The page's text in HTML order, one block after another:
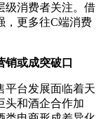
级消费者关注。借
，更多往C端消费
销或成突破口
台发展面临着天
头和酒企合作加